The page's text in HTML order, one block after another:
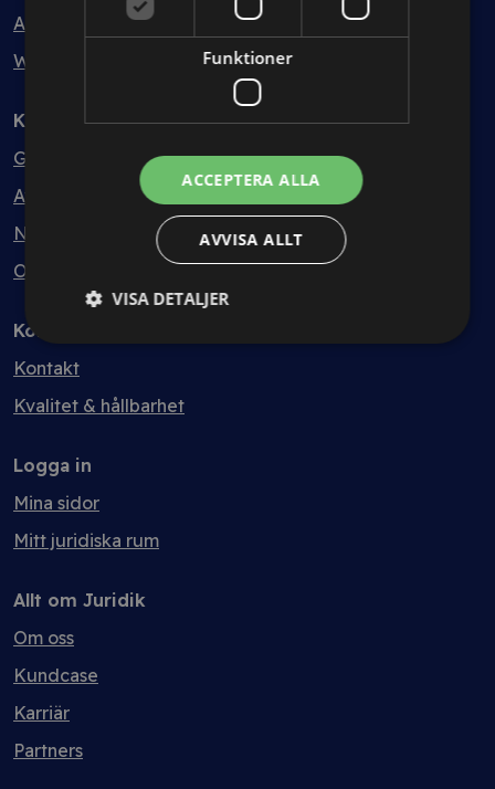
Abonnemang
Webbinarium
Kunskapsbank
Guider
Avtalsmallar
Nyheter
Ordlista
Kontakt
Kontakt
Kvalitet & hållbarhet
Logga in
Mina sidor
Mitt juridiska rum
Allt om Juridik
Om oss
Kundcase
Karriär
Partners
Funktioner
ACCEPTERA ALLA
AVVISA ALLT
VISA DETALJER